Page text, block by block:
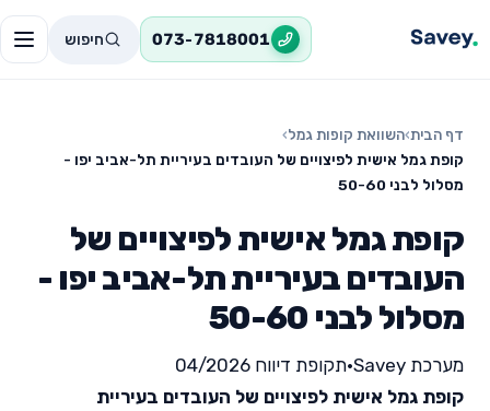
073-7818001 חיפוש
דף הבית›השוואת קופות גמל›
קופת גמל אישית לפיצויים של העובדים בעיריית תל-אביב יפו -
מסלול לבני 50-60
קופת גמל אישית לפיצויים של
העובדים בעיריית תל-אביב יפו -
מסלול לבני 50-60
מערכת Savey •תקופת דיווח 04/2026
קופת גמל אישית לפיצויים של העובדים בעיריית